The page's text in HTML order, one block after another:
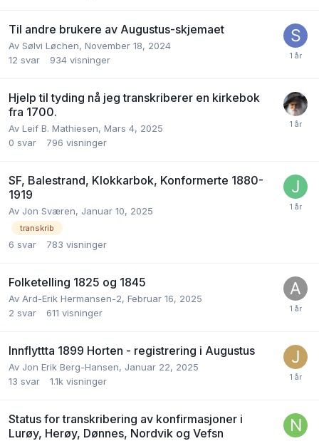
Til andre brukere av Augustus-skjemaet
Av Sølvi Løchen, November 18, 2024
12 svar 934 visninger
Hjelp til tyding nå jeg transkriberer en kirkebok
fra 1700.
Av Leif B. Mathiesen, Mars 4, 2025
0 svar 796 visninger
SF, Balestrand, Klokkarbok, Konformerte 1880-
1919
Av Jon Sværen, Januar 10, 2025
transkrib
6 svar 783 visninger
Folketelling 1825 og 1845
Av Ard-Erik Hermansen-2, Februar 16, 2025
2 svar 611 visninger
Innflyttta 1899 Horten - registrering i Augustus
Av Jon Erik Berg-Hansen, Januar 22, 2025
13 svar 1.1k visninger
Status for transkribering av konfirmasjoner i
Lurøy, Herøy, Dønnes, Nordvik og Vefsn